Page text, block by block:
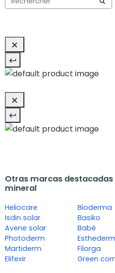
Otras marcas
mineral
Heliocare
Isdin solar
Avene solar
Photoderm
Martiderm
Elifexir
Bioderma
Basiko
Babé
Esthederm
Filorga
Green